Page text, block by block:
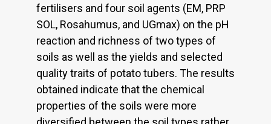
fertilisers and four soil agents (EM, PRP
SOL, Rosahumus, and UGmax) on the pH
reaction and richness of two types of
soils as well as the yields and selected
quality traits of potato tubers. The results
obtained indicate that the chemical
properties of the soils were more